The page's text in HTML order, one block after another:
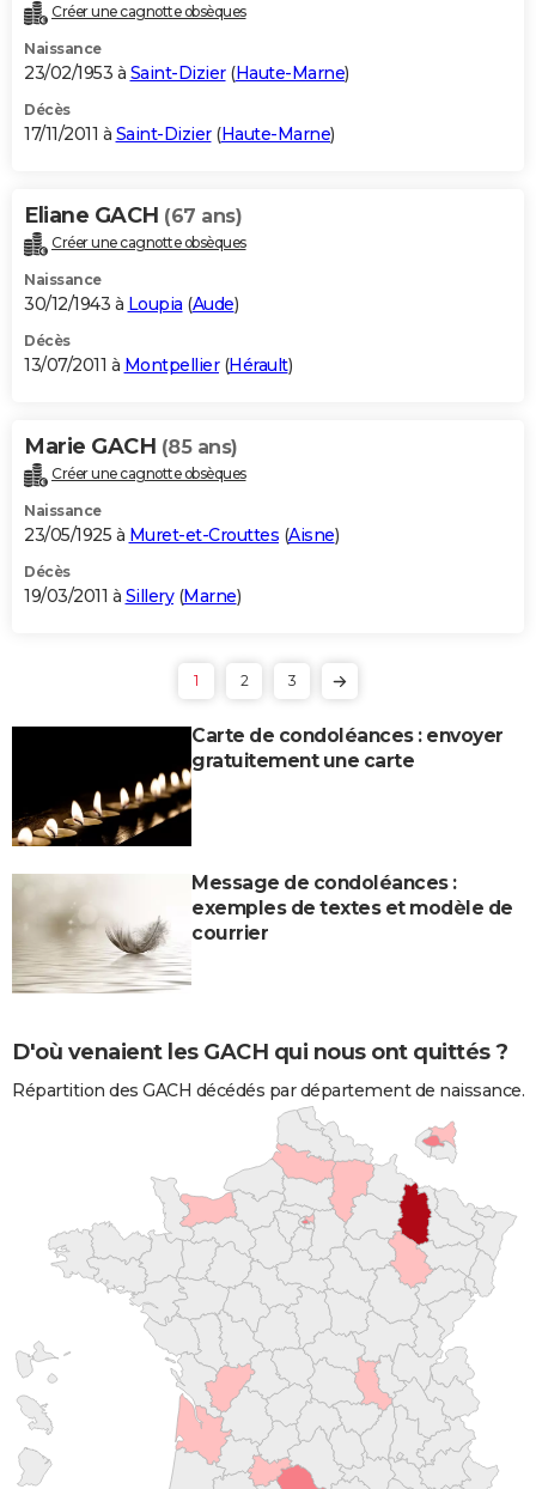
Créer une cagnotte obsèques
Naissance
23/02/1953 à Saint-Dizier(Haute-Marne)
Décès
17/11/2011 à Saint-Dizier(Haute-Marne)
Eliane GACH (67 ans)
Créer une cagnotte obsèques
Naissance
30/12/1943 à Loupia (Aude)
Décès
13/07/2011 à Montpellier(Hérault)
Marie GACH (85 ans)
Créer une cagnotte obsèques
Naissance
23/05/1925 à Muret-et-Crouttes (Aisne)
Décès
19/03/2011 à Sillery(Marne)
1 2 3
Carte de condoléances : envoyer
gratuitement une carte
Message de condoléances :
exemples de textes et modèle de
courrier
D'où venaient les GACH qui nous ont quittés ?
Répartition des GACH décédés par département de naissance.